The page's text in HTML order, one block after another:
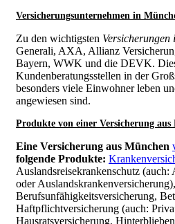
Versicherungsunternehmen in
Zu den wichtigsten Versicherungen
Generali, AXA, Allianz
Bayern, WWK und die DEVK.
Kundenberatungsstellen in der
besonders viele Einwohner leben
angewiesen sind.
Produkte von einer Versicherung aus
Eine Versicherung aus München
folgende Produkte:
Auslandsreisekrankenschutz (auch:
oder Auslandskrankenversicherung),
Berufsunfähigkeitsversicherung,
Haftpflichtversicherung (auch:
Hausratsversicherung,